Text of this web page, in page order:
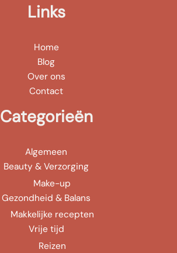
Links
Home
Blog
Over ons
Contact
Categorieën
Algemeen
Beauty & Verzorging
Make-up
Gezondheid & Balans
Makkelijke recepten
Vrije tijd
Reizen